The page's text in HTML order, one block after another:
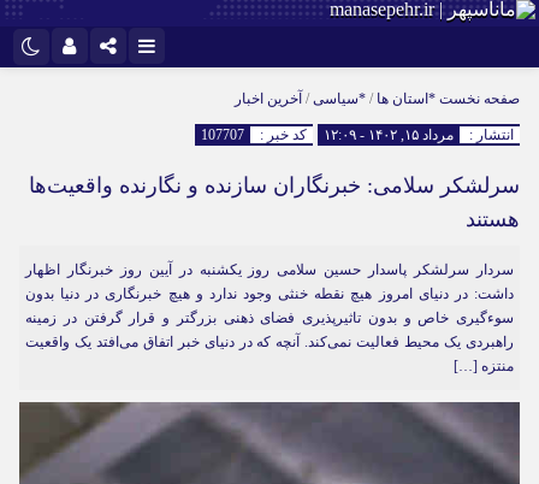
اینستاگرام
سروش ایتا
آپارات رمز عبور
مرا به خاطر بسپار
صفحه نخست *استان ها / *سیاسی/ آخرین اخبار
انتشار : مرداد ۱۵, ۱۴۰۲ - ۱۲:۰۹ کد خبر : 107707
سرلشکر سلامی: خبرنگاران سازنده و نگارنده واقعیت‌ها
هستند
سردار سرلشکر پاسدار حسین سلامی روز یکشنبه در آیین روز خبرنگار اظهار
داشت: در دنیای امروز هیچ نقطه خنثی‌ وجود ندارد و هیچ خبرنگاری در دنیا بدون
سوءگیری ‌خاص و بدون تاثیرپذیری فضای ذهنی بزرگتر و قرار گرفتن در زمینه
راهبردی یک محیط فعالیت نمی‌کند. آنچه که در دنیای خبر اتفاق می‌افتد یک واقعیت
منتزه […]